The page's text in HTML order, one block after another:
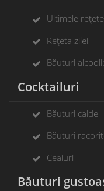
Ultimele rețete
Rețeta zilei
Băuturi
Cocktailuri
Băuturi calde
Băuturi
Ceaiuri
Băuturi